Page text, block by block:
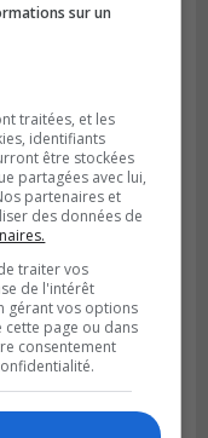
pour
sur un
traitées, et les
identifiants
être stockées
partagées avec lui,
partenaires et
des données de
traiter vos
de l'intérêt
gérant vos options
cette page ou dans
consentement